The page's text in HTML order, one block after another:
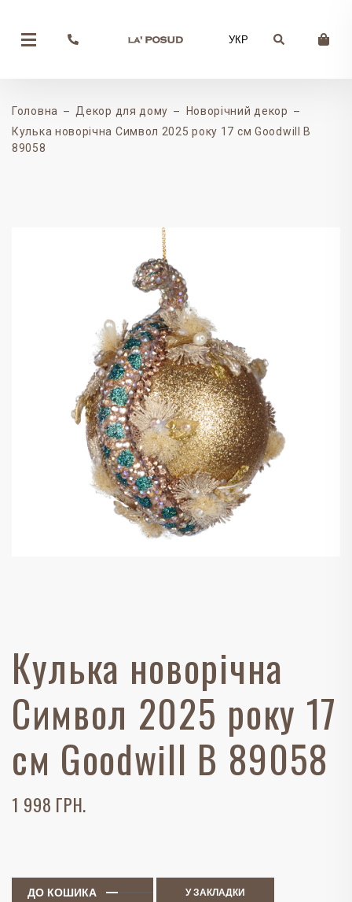
УКР
Головна Декор для дому
Новорічний декор
Кулька новорічна Символ 2025 року 17 см Goodwill B
89058
Кулька новорічна
Символ 2025 року 17
см Goodwill B 89058
1 998 ГРН.
ДО КОШИКА У ЗАКЛАДКИ